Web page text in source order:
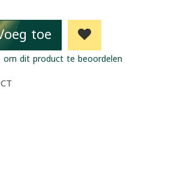
toe
om dit product te beoordelen